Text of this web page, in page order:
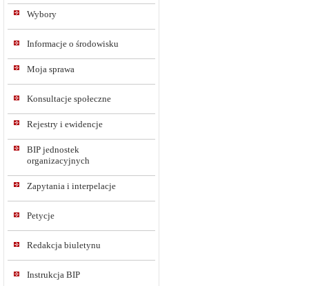
Wybory
Informacje o środowisku
Moja sprawa
Konsultacje społeczne
Rejestry i ewidencje
BIP jednostek
organizacyjnych
Zapytania i interpelacje
Petycje
Redakcja biuletynu
Instrukcja BIP